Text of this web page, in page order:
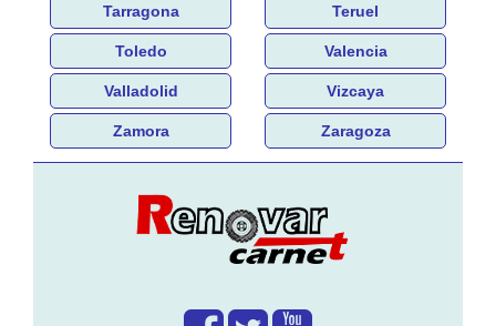
Tarragona Teruel
Toledo Valencia
Valladolid Vizcaya
Zamora Zaragoza